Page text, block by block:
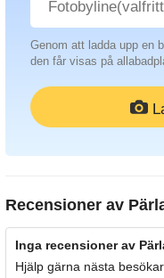
Genom att ladda upp en
den får visas på
Recensioner av
Inga recensioner av
Hjälp gärna nästa